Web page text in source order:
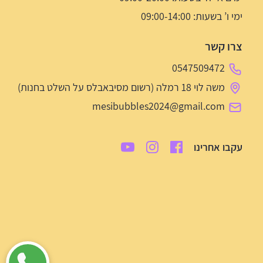
ימי ו’ בשעות: 09:00-14:00
צרו קשר
0547509472
משה לוי 18 רמלה (רשום מסיבאבלס על השלט בחנות)
mesibubbles2024@gmail.com
עקבו אחרינו